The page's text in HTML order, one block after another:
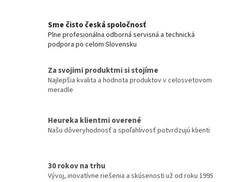
Sme čisto česká spoločnosť
Plne profesionálna odborná servisná a technická
podpora po celom Slovensku
Za svojimi produktmi si stojíme
Najlepšia kvalita a hodnota produktov v celosvetovom
meradle
Heureka klientmi overené
Našu dôveryhodnosť a spoľahlivosť potvrdzujú klienti
30 rokov na trhu
Vývoj, inovatívne riešenia a skúsenosti už od roku 1995